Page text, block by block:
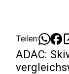
Teilen:
ADAC: